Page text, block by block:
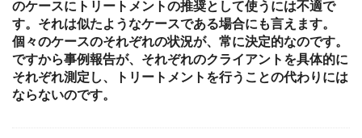
のケースにトリートメントの推奨として使うには不適で
す。それは似たようなケースである場合にも言えます。
個々のケースのそれぞれの状況が、常に決定的なのです。
ですから事例報告が、それぞれのクライアントを具体的に
それぞれ測定し、トリートメントを行うことの代わりには
ならないのです。